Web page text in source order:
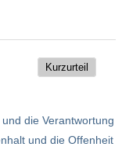
Kurzurteil
die Verantwortung
und die Offenheit